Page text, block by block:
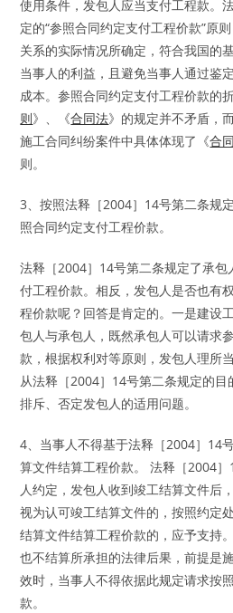
使用条件，发包人应当支付工程款。
定的“参照合同约定支付工程价款”原
关系的实际情况所确定，符合我国的
当事人的利益，且避免当事人通过鉴
成本。参照合同约定支付工程价款的
则》、《合同法》的规定并不矛盾，
施工合同纠纷案件中具体体现了《合
则。
3、按照法释［2004］14号第二条规
照合同约定支付工程价款。
法释［2004］14号第二条规定了承
付工程价款。相反，发包人是否也有
程价款呢？回答是肯定的。一是建设
包人与承包人，既然承包人可以请求
款，根据权利对等原则，发包人理所
从法释［2004］14号第二条规定的
排斥、否定发包人的适用问题。
4、当事人不得基于法释［2004］14
算文件结算工程价款。 法释［2004
人约定，发包人收到竣工结算文件后
视为认可竣工结算文件的，按照约定
结算文件结算工程价款的，应予支持
也不结算所承担的法律后果，前提是
效时，当事人不得依据此规定请求按
款。